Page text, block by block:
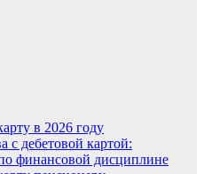
в 2026 году
с дебетовой картой:
финансовой дисциплине